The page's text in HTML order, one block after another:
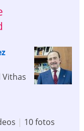
Vithas
| 10 fotos